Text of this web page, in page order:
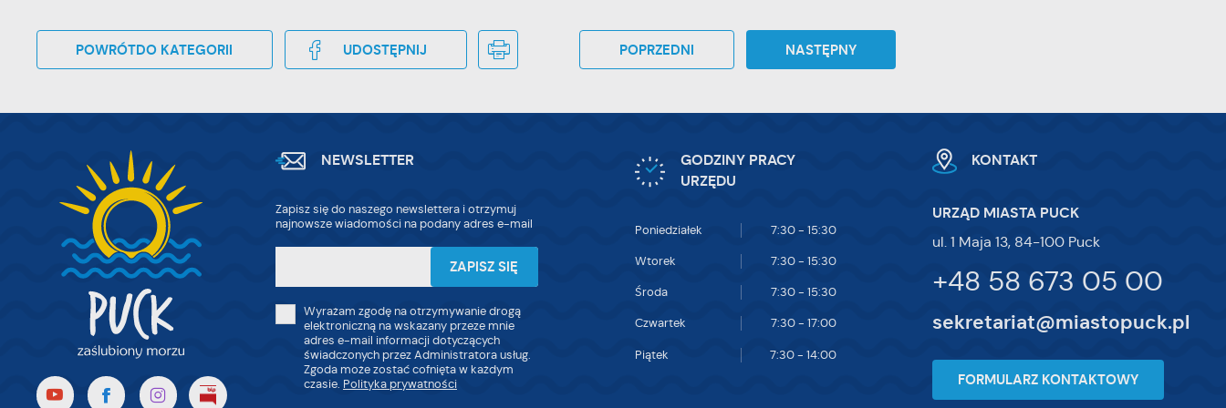
POWRÓTDO KATEGORII UDOSTĘPNIJ POPRZEDNI NASTĘPNY
NEWSLETTER
Zapisz się do naszego newslettera i otrzymuj
najnowsze wiadomości na podany adres e-mail
Wyrażam zgodę na otrzymywanie drogą
elektroniczną na wskazany przeze mnie
adres e-mail informacji dotyczących
świadczonych przez Administratora usług.
Zgoda może zostać cofnięta w każdym
czasie. Polityka prywatności
GODZINY PRACY
URZĘDU
Poniedziałek 7:30 - 15:30
Wtorek 7:30 - 15:30
Środa 7:30 - 15:30
Czwartek 7:30 - 17:00
Piątek 7:30 - 14:00
KONTAKT
URZĄD MIASTA PUCK
ul. 1 Maja 13, 84-100 Puck
+48 58 673 05 00
sekretariat@miastopuck.pl
FORMULARZ KONTAKTOWY